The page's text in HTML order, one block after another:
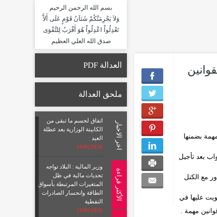
بسم الله الرحمن الرحيم
وَلاَ يَجْرِمَنَّكُمْ شَنَآنُ قَوْمٍ عَلَى أَلاَّ
تَعْدِلُواْ اعْدِلُواْ هُوَ أَقْرَبُ لِلتَّقْوَى
صدق الله العلي العظيم
بضمنها
بعد تأجيل
مع الكتل
عليها في
مهمة .
العدالة PDF
ملحق العدالة
اتفاق لحسم ما تبقى من
الكابينة الوزارية بعد عطلة
العيد
19/05/2026
وزير المالية : البلاد تواجه
تحديات مالية في ظل
المتغيرات المرتبطة بأسواق
الطاقة وانحسار الصادرات
النفطية
19/05/2026
اخر الاخبار
الأكثر قراءة